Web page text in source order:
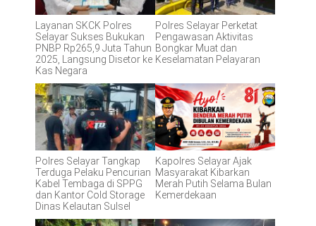
Layanan SKCK Polres
Selayar Sukses Bukukan
PNBP Rp265,9 Juta Tahun
2025, Langsung Disetor ke
Kas Negara
Polres Selayar Perketat
Pengawasan Aktivitas
Bongkar Muat dan
Keselamatan Pelayaran
Polres Selayar Tangkap
Terduga Pelaku Pencurian
Kabel Tembaga di SPPG
dan Kantor Cold Storage
Dinas Kelautan Sulsel
Kapolres Selayar Ajak
Masyarakat Kibarkan
Merah Putih Selama Bulan
Kemerdekaan